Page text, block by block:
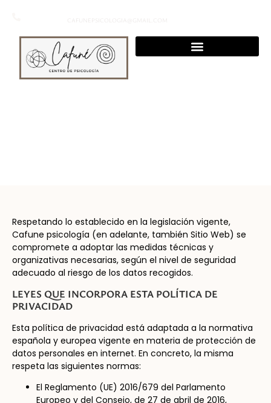
CAFUNEPSICOLOGIA@GMAIL.COM
Respetando lo establecido en la legislación vigente,
Cafune psicología (en adelante, también Sitio Web) se
compromete a adoptar las medidas técnicas y
organizativas necesarias, según el nivel de seguridad
adecuado al riesgo de los datos recogidos.
LEYES QUE INCORPORA ESTA POLÍTICA DE
PRIVACIDAD
Esta política de privacidad está adaptada a la normativa
española y europea vigente en materia de protección de
datos personales en internet. En concreto, la misma
respeta las siguientes normas:
El Reglamento (UE) 2016/679 del Parlamento
Europeo y del Consejo, de 27 de abril de 2016,